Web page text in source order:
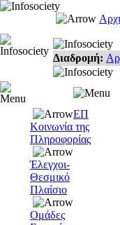
Διαδρομή:
ΕΠ
Κοινωνία της
Πληροφορίας
Έλεγχοι-
Θεσμικό
Πλαίσιο
Ομάδες